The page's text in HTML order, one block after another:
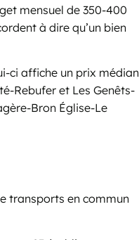
mensuel de 350-400
à dire qu’un bien
ci affiche un prix médian
Rebufer et Les Genêts-
Bron Église-Le
transports en commun